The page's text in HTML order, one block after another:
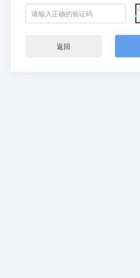
返回